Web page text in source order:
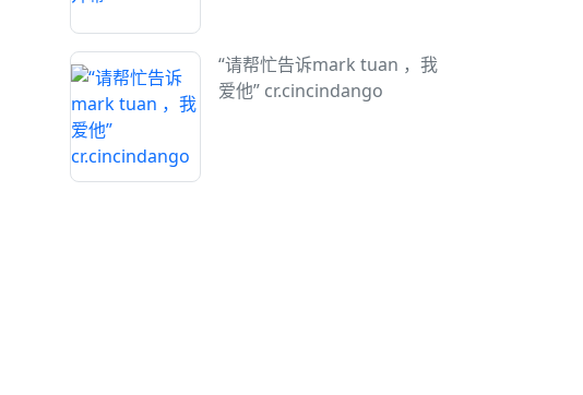
“请帮忙告诉mark tuan ，我
爱他” cr.cincindango